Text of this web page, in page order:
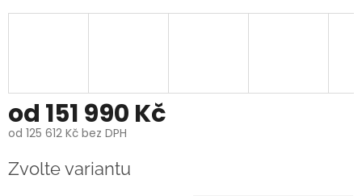
od 151 990 Kč
od 125 612 Kč bez DPH
cena:
Zvolte variantu